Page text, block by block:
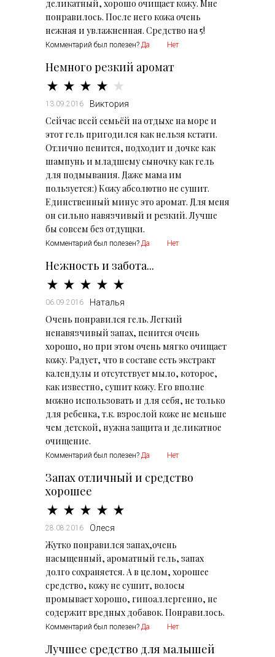
деликатный, хорошо очищает кожу. Мне
понравилось. После него кожа очень
нежная и увлажненная. Средство на 5!
Комментарий был полезен? Да Нет
Немного резкий аромат
13.09.2016 Виктория
Сейчас всей семьёй на отдыхе на море и
этот гель пригодился как нельзя кстати.
Отлично пенится, подходит и дочке как
шампунь и младшему сыночку как гель
для подмывания. Даже мама им
пользуется:) Кожу абсолютно не сушит.
Единственный минус это аромат. Для меня
он сильно навязчивый и резкий. Лучше
бы совсем без отдущки.
Комментарий был полезен? Да Нет
Нежность и забота...
06.09.2016 Наталья
Очень понравился гель. Легкий
ненавязчивый запах, пенится очень
хорошо, но при этом очень мягко очищает
кожу. Радует, что в составе есть экстракт
календулы и отсутствует мыло, которое,
как известно, сушит кожу. Его вполне
можно использовать и для себя, не только
для ребенка, т.к. взрослой коже не меньше
чем детской, нужна защита и деликатное
очищение.
Комментарий был полезен? Да Нет
Запах отличный и средство
хорошее
28.08.2016 Олеся
Жутко понравился запах,очень
насыщенный, ароматный гель, запах
долго сохраняется. А в целом, хорошее
средство, кожу не сушит, волосы
промывает хорошо, гипоаллергенно, не
содержит вредных добавок. Понравилось.
Комментарий был полезен? Да Нет
Лучшее средство для малышей